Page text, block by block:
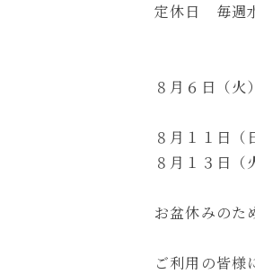
定休日 毎週
８月６日（火）
８月１１日（
８月１３日（
お盆休みのた
ご利用の皆様